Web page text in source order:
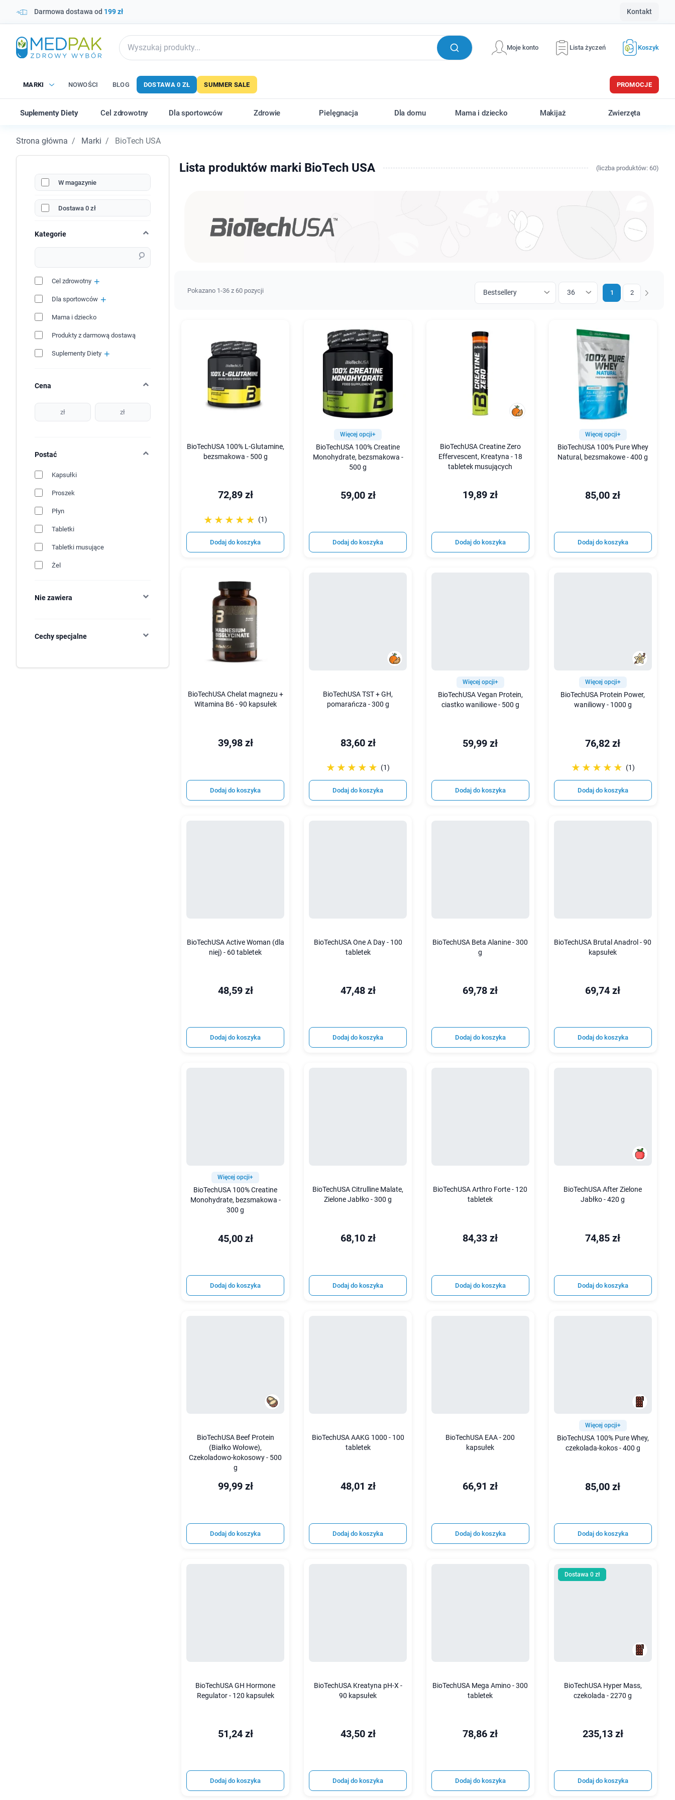
Darmowa dostawa od 199 zł Kontakt
Moje konto Lista życzeń Koszyk
MARKI NOWOŚCI BLOG DOSTAWA 0 ZŁ SUMMER SALE PROMOCJE
Suplementy Diety Cel zdrowotny Dla sportowców Zdrowie Pielęgnacja Dla domu Mama i dziecko Makijaż Zwierzęta
Strona główna Marki BioTech USA
W magazynie
Dostawa 0 zł
Kategorie
Cel zdrowotny
Dla sportowców
Mama i dziecko
Produkty z darmową dostawą
Suplementy Diety
Cena
zł zł
Postać
Kapsułki
Proszek
Płyn
Tabletki
Tabletki musujące
Żel
Nie zawiera
Cechy specjalne
Lista produktów marki BioTech USA ( liczba produktów: 60)
Pokazano 1-36 z 60 pozycji 1 2 Następny
BioTechUSA 100% L-Glutamine,
bezsmakowa - 500 g
72,89 zł
☆☆☆☆☆
★★★★★ (1)
Dodaj do koszyka
Więcej opcji+
BioTechUSA 100% Creatine
Monohydrate, bezsmakowa -
500 g
59,00 zł
Dodaj do koszyka
BioTechUSA Creatine Zero
Effervescent, Kreatyna - 18
tabletek musujących
19,89 zł
Dodaj do koszyka
Więcej opcji+
BioTechUSA 100% Pure Whey
Natural, bezsmakowe - 400 g
85,00 zł
Dodaj do koszyka
BioTechUSA Chelat magnezu +
Witamina B6 - 90 kapsułek
39,98 zł
Dodaj do koszyka
BioTechUSA TST + GH,
pomarańcza - 300 g
83,60 zł
☆☆☆☆☆
★★★★★ (1)
Dodaj do koszyka
Więcej opcji+
BioTechUSA Vegan Protein,
ciastko waniliowe - 500 g
59,99 zł
Dodaj do koszyka
Więcej opcji+
BioTechUSA Protein Power,
waniliowy - 1000 g
76,82 zł
☆☆☆☆☆
★★★★★ (1)
Dodaj do koszyka
BioTechUSA Active Woman (dla
niej) - 60 tabletek
48,59 zł
Dodaj do koszyka
BioTechUSA One A Day - 100
tabletek
47,48 zł
Dodaj do koszyka
BioTechUSA Beta Alanine - 300
g
69,78 zł
Dodaj do koszyka
BioTechUSA Brutal Anadrol - 90
kapsułek
69,74 zł
Dodaj do koszyka
Więcej opcji+
BioTechUSA 100% Creatine
Monohydrate, bezsmakowa -
300 g
45,00 zł
Dodaj do koszyka
BioTechUSA Citrulline Malate,
Zielone Jabłko - 300 g
68,10 zł
Dodaj do koszyka
BioTechUSA Arthro Forte - 120
tabletek
84,33 zł
Dodaj do koszyka
BioTechUSA After Zielone
Jabłko - 420 g
74,85 zł
Dodaj do koszyka
BioTechUSA Beef Protein
(Białko Wołowe),
Czekoladowo-kokosowy - 500
g
99,99 zł
Dodaj do koszyka
BioTechUSA AAKG 1000 - 100
tabletek
48,01 zł
Dodaj do koszyka
BioTechUSA EAA - 200
kapsułek
66,91 zł
Dodaj do koszyka
Więcej opcji+
BioTechUSA 100% Pure Whey,
czekolada-kokos - 400 g
85,00 zł
Dodaj do koszyka
BioTechUSA GH Hormone
Regulator - 120 kapsułek
51,24 zł
Dodaj do koszyka
BioTechUSA Kreatyna pH-X -
90 kapsułek
43,50 zł
Dodaj do koszyka
BioTechUSA Mega Amino - 300
tabletek
78,86 zł
Dodaj do koszyka
Dostawa 0 zł
BioTechUSA Hyper Mass,
czekolada - 2270 g
235,13 zł
Dodaj do koszyka